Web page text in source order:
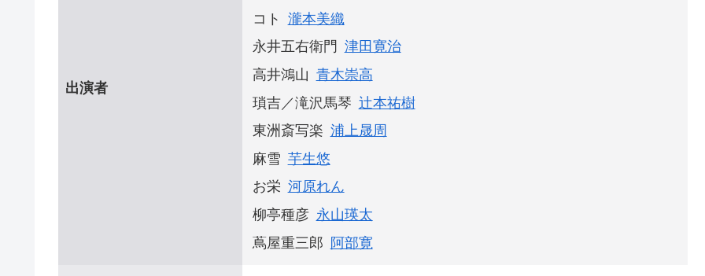
出演者
コト
瀧本美織
永井五右衛門 津田寛治
高井鴻山 青木崇高
瑣吉／滝沢馬琴 辻本祐樹
東洲斎写楽 浦上晟周
麻雪 芋生悠
お栄 河原れん
柳亭種彦 永山瑛太
蔦屋重三郎 阿部寛